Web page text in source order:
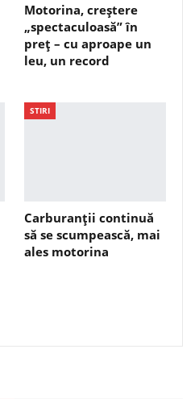
Motorina, creștere
„spectaculoasă” în
preț – cu aproape un
leu, un record
STIRI
Carburanții continuă
să se scumpească, mai
ales motorina